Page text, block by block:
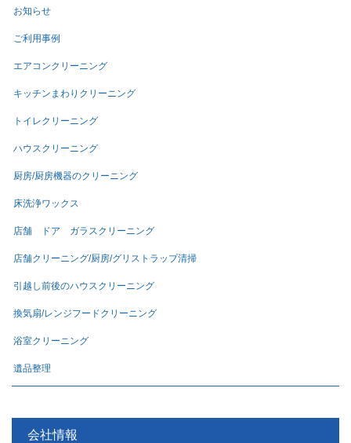
お知らせ
ご利用事例
エアコンクリーニング
キッチンまわりクリーニング
トイレクリーニング
ハウスクリーニング
厨房/厨房機器のクリーニング
床洗浄ワックス
店舗 ドア ガラスクリーニング
店舗クリーニング/厨房/グリストラップ清掃
引越し前後のハウスクリーニング
換気扇/レンジフードクリーニング
浴室クリーニング
遺品整理
会社情報